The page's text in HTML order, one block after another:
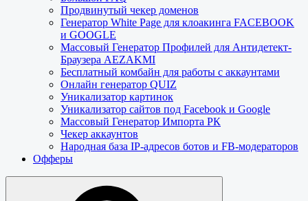
Продвинутый чекер доменов
Генератор White Page для клоакинга FACEBOOK
и GOOGLE
Массовый Генератор Профилей для Антидетект-
Браузера AEZAKMI
Бесплатный комбайн для работы с аккаунтами
Онлайн генератор QUIZ
Уникализатор картинок
Уникализатор сайтов под Facebook и Google
Массовый Генератор Импорта РК
Чекер аккаунтов
Народная база IP-адресов ботов и FB-модераторов
Офферы